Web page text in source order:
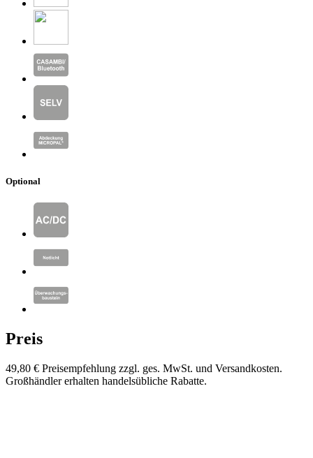
Optional
Preis
49,80 € Preisempfehlung zzgl. ges. MwSt. und Versandkosten.
Großhändler erhalten handelsübliche Rabatte.